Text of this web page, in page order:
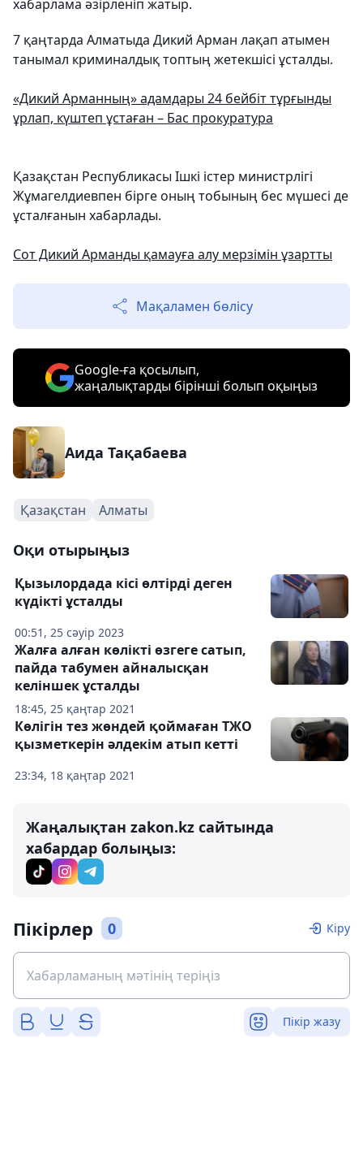
хабарлама әзірленіп жатыр.
7 қаңтарда Алматыда Дикий Арман лақап атымен
танымал криминалдық топтың жетекшісі ұсталды.
«Дикий Арманның» адамдары 24 бейбіт тұрғынды
ұрлап, күштеп ұстаған – Бас прокуратура
Қазақстан Республикасы Ішкі істер министрлігі
Жұмагелдиевпен бірге оның тобының бес мүшесі де
ұсталғанын хабарлады.
Сот Дикий Арманды қамауға алу мерзімін ұзартты
Мақаламен бөлісу
Google-ға қосылып,
жаңалықтарды бірінші болып оқыңыз
Аида Тақабаева
Қазақстан Алматы
Оқи отырыңыз
00:51, 25 сәуір 2023
Қызылордада кісі өлтірді деген
күдікті ұсталды
18:45, 25 қаңтар 2021
Жалға алған көлікті өзгеге сатып,
пайда табумен айналысқан
келіншек ұсталды
23:34, 18 қаңтар 2021
Көлігін тез жөндей қоймаған ТЖО
қызметкерін әлдекім атып кетті
Жаңалықтан zakon.kz сайтында
хабардар болыңыз:
Пікірлер 0 Кіру
Пікір жазу